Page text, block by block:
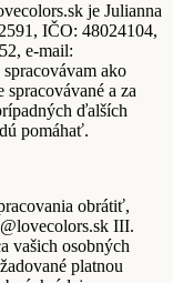
je Julianna
IČO: 48024104,
e-mail:
ako
a za
ďalších
pomáhať.
obrátiť,
III.
vašich osobných
platnou